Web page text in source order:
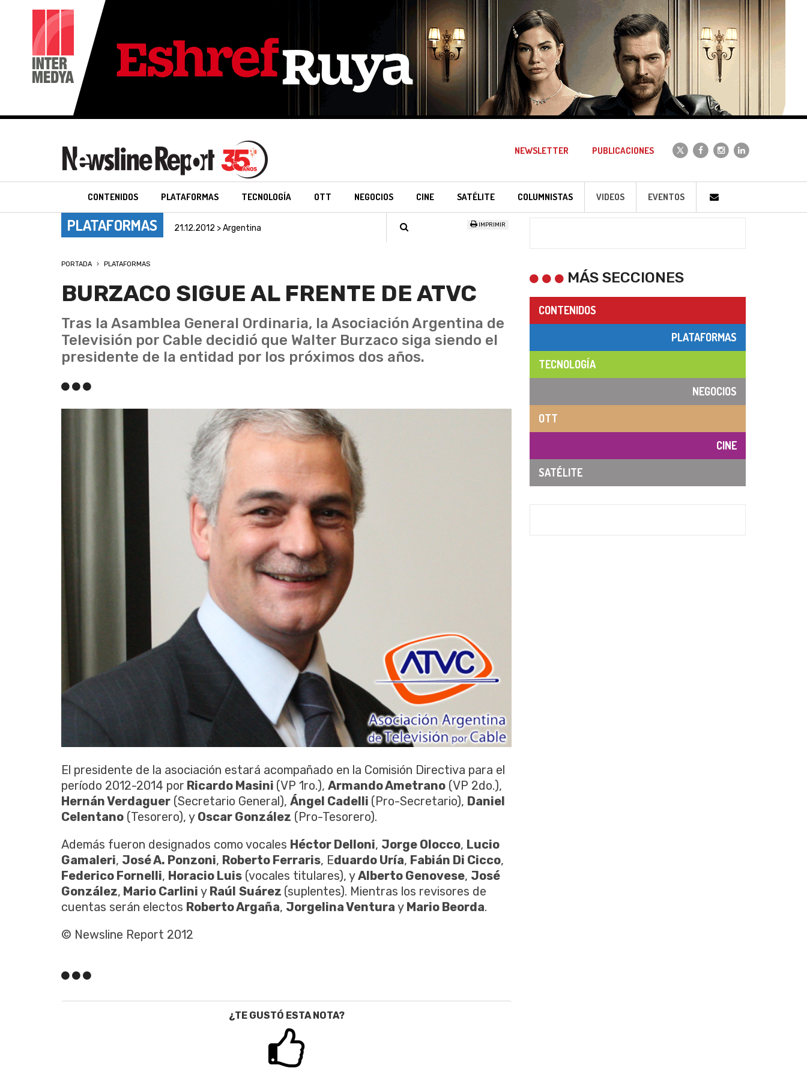
NEWSLETTER PUBLICACIONES
CONTENIDOS PLATAFORMAS TECNOLOGÍA OTT NEGOCIOS CINE SATÉLITE COLUMNISTAS VIDEOS EVENTOS
PLATAFORMAS 21.12.2012 > Argentina IMPRIMIR
PORTADA PLATAFORMAS
BURZACO SIGUE AL FRENTE DE ATVC
Tras la Asamblea General Ordinaria, la Asociación Argentina de
Televisión por Cable decidió que Walter Burzaco siga siendo el
presidente de la entidad por los próximos dos años.
El presidente de la asociación estará acompañado en la Comisión Directiva para el
período 2012-2014 por Ricardo Masini (VP 1ro.), Armando Ametrano (VP 2do.),
Hernán Verdaguer (Secretario General), Ángel Cadelli (Pro-Secretario), Daniel
Celentano (Tesorero), y Oscar González (Pro-Tesorero).
Además fueron designados como vocales Héctor Delloni, Jorge Olocco, Lucio
Gamaleri, José A. Ponzoni, Roberto Ferraris, Eduardo Uría, Fabián Di Cicco,
Federico Fornelli, Horacio Luis (vocales titulares), yAlberto Genovese, José
González, Mario Carlini y Raúl Suárez (suplentes). Mientras los revisores de
cuentas serán electos Roberto Argaña, Jorgelina Ventura y Mario Beorda.
© Newsline Report 2012
¿TE GUSTÓ ESTA NOTA?
MÁS SECCIONES
CONTENIDOS
PLATAFORMAS
TECNOLOGÍA
NEGOCIOS
OTT
CINE
SATÉLITE